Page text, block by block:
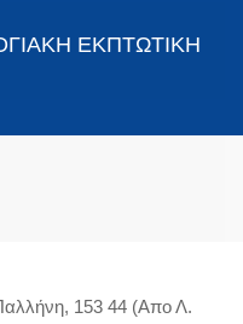
ΕΚΠΤΩΤΙΚΗ
153 44 (Απο Λ.